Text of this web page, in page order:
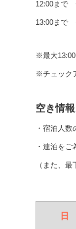
12:00まで
13:00まで
※最大
※チェック
空き情
・宿泊人
・連泊を
（また、
日